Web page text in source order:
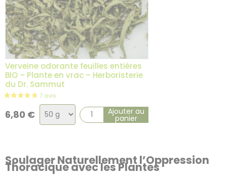
Soulager Naturellement l’Oppression
Thoracique avec les Plantes
2 avis
Verveine odorante feuilles entières
BIO – Plante en vrac – Herboristerie
du Dr. Sammut
6,80 €
Choix
de
Ajouter au
panier